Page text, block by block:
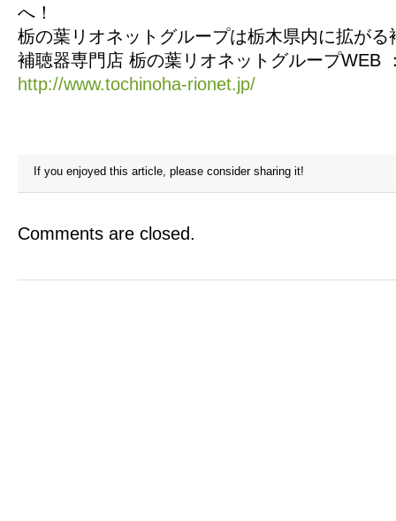
へ！
栃の葉リオネットグループは栃木県内に拡がる
補聴器専門店 栃の葉リオネットグループWEB
http://www.tochinoha-rionet.jp/
If you enjoyed this article, please consider sharing it!
Comments are closed.